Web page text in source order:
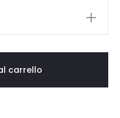
carrello